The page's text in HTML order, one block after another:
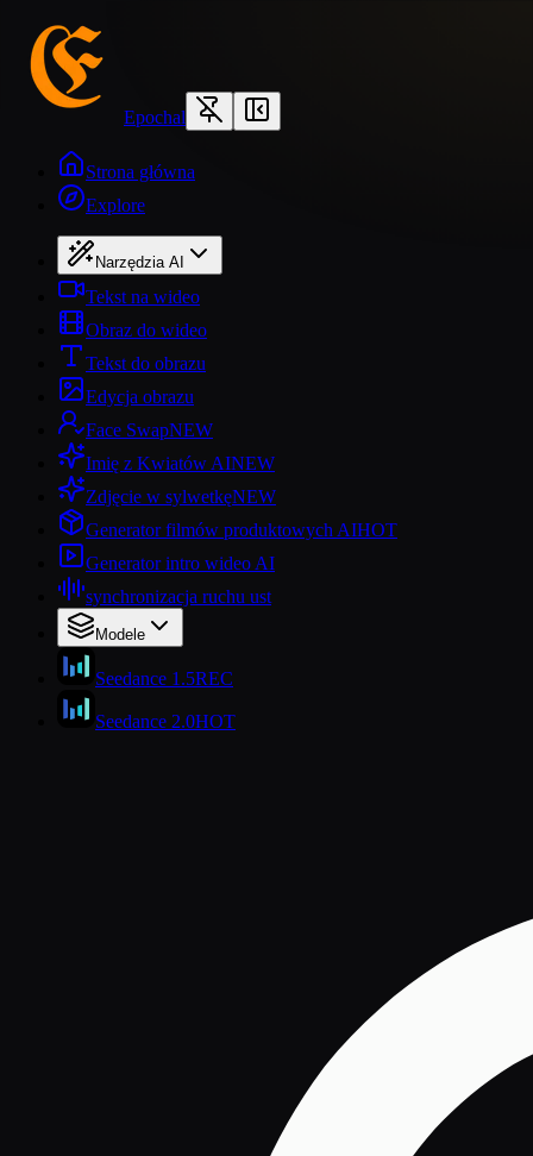
Epochal
Strona główna
Explore
Narzędzia AI
Tekst na wideo
Obraz do wideo
Tekst do obrazu
Edycja obrazu
Face SwapNEW
Imię z Kwiatów AINEW
Zdjęcie w sylwetkęNEW
Generator filmów produktowych AIHOT
Generator intro wideo AI
synchronizacja ruchu ust
Modele
Seedance 1.5REC
Seedance 2.0HOT